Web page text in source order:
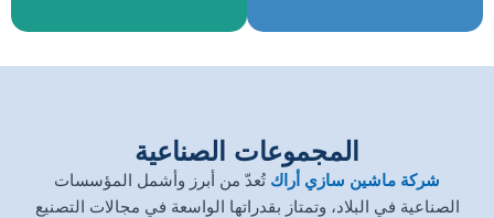
المجموعات الصناعية
شركة ماشين سازي أراك تُعدّ من أبرز وأشمل المؤسسات
الصناعية في البلاد، وتمتاز بقدراتها الواسعة في مجالات التصنيع